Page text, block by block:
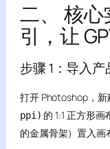
二、 核
引，让
步骤 1：导入
打开 Photoshop，
ppi) 的 1:1 正方形
的金属骨架）置入画